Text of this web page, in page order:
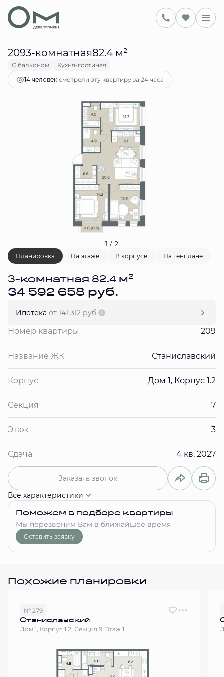
3-комнатная82.4 м 34 592 658 руб.
Ипотекаот 141 312 руб.
2093-комнатная82.4 м²
С балконом Кухня-гостиная
14 человек смотрели эту квартиру за 24 часа
1 / 2
Планировка На этаже В корпусе На генплане
3-комнатная 82.4 м2
34 592 658 руб.
Ипотека от 141 312 руб.
Номер квартиры 209
Название ЖК Станиславский
Корпус Дом 1, Корпус 1.2
Секция 7
Этаж 3
Сдача 4 кв. 2027
Заказать звонок
Все характеристики
Поможем в подборе квартиры
Мы перезвоним Вам в ближайшее время
Оставить заявку
Похожие планировки
№ 279
Станиславский
Дом 1, Корпус 1.2, Секция 9, Этаж 1